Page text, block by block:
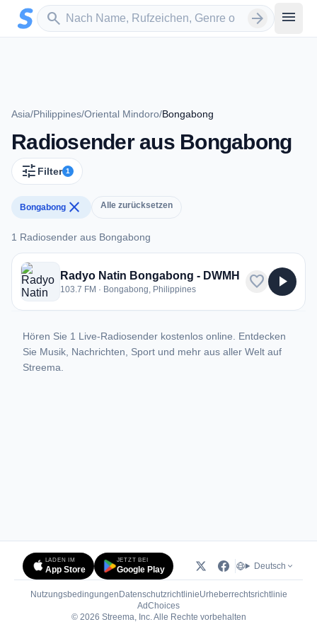
Zum Hauptinhalt springen
search
Sender suchen arrow_forward menu
Asia/Philippines/Oriental Mindoro/Bongabong
Radiosender aus Bongabong
tune Filter 1
Bongabong close Alle zurücksetzen
1 Radiosender aus Bongabong
1 Radiosender aus Bongabong
Radyo Natin Bongabong - DWMH
103.7 FM · Bongabong, Philippines favorite play_arrow
Hören Sie 1 Live-Radiosender kostenlos online. Entdecken
Sie Musik, Nachrichten, Sport und mehr aus aller Welt auf
Streema.
LADEN IM
App Store
JETZT BEI
Google Play Deutsch
Nutzungsbedingungen DatenschutzrichtlinieUrheberrechtsrichtlinie
AdChoices(öffnet in neuem Tab)
© 2026 Streema, Inc. Alle Rechte vorbehalten